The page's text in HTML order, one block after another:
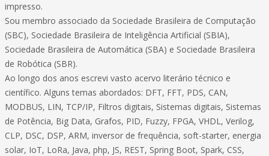
impresso.
Sou membro associado da Sociedade Brasileira de Computação
(SBC), Sociedade Brasileira de Inteligência Artificial (SBIA),
Sociedade Brasileira de Automática (SBA) e Sociedade Brasileira
de Robótica (SBR).
Ao longo dos anos escrevi vasto acervo literário técnico e
científico. Alguns temas abordados: DFT, FFT, PDS, CAN,
MODBUS, LIN, TCP/IP, Filtros digitais, Sistemas digitais, Sistemas
de Potência, Big Data, Grafos, PID, Fuzzy, FPGA, VHDL, Verilog,
CLP, DSC, DSP, ARM, inversor de frequência, soft-starter, energia
solar, IoT, LoRa, Java, php, JS, REST, Spring Boot, Spark, CSS,